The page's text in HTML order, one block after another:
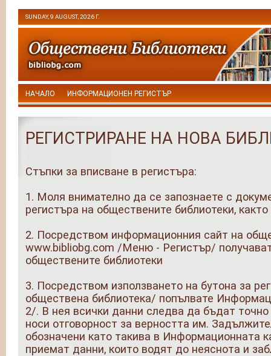
SUNDAY, 9 AUGUST, 2026 Г.
НАЧАЛО ИНФОРМАЦИОНЕН РЕГИСТЪР
РЕГИСТРИРАНЕ НА НОВА
Стъпки за вписване в регистъра:
1. Моля внимателно да се запознаете с
регистъра на обществените библиотеки,
2. Посредством информационния сайт на
www.bibliobg.com /Меню - Регистър/
обществените библиотеки
3. Посредством използването на бутона за
обществена библиотека/ попълвате
2/. В нея всички данни следва да бъдат
носи отговорност за верността им.
обозначени като такива в Информационната
приемат данни, които водят до неяснота и